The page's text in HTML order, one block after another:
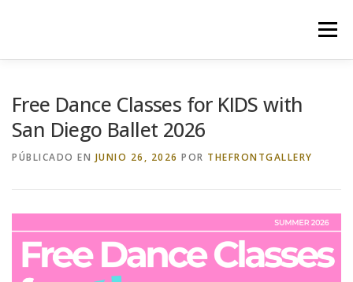
Menú
EL SALON THEATRE THE FRONT BOOKS
Free Dance Classes for KIDS with
San Diego Ballet 2026
PÚBLICADO EN JUNIO 26, 2026 POR THEFRONTGALLERY